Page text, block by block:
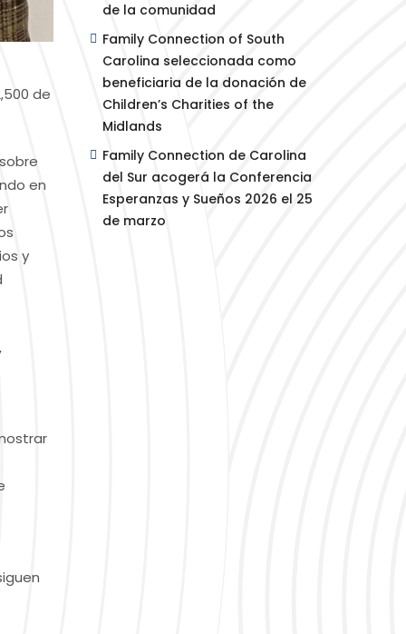
de
en
y
de la comunidad
Family Connection of South
Carolina seleccionada como
beneficiaria de la donación de
Children’s Charities of the
Midlands
Family Connection de Carolina
del Sur acogerá la Conferencia
Esperanzas y Sueños 2026 el 25
de marzo